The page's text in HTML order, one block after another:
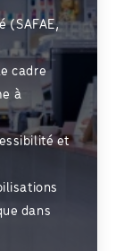
(SAFAE,
cadre
à
et
dans